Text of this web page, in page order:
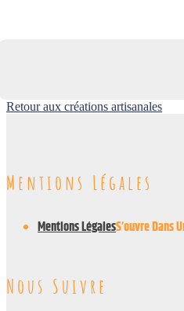
Retour aux créations artisanales
Mentions Légales
Mentions LégalesS’ouvre Dans
Nous Suivre